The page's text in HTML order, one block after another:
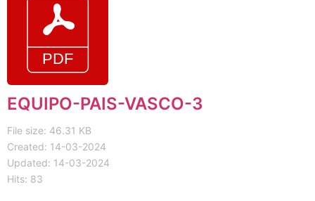
EQUIPO-PAIS-VASCO-3
File size: 46.31 KB
Created: 14-03-2024
Updated: 14-03-2024
Hits: 83